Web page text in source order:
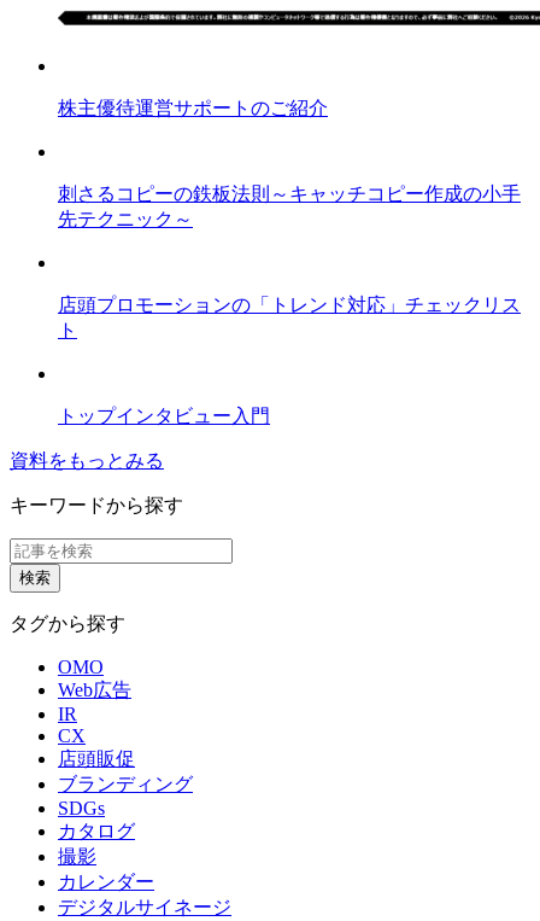
株主優待運営サポートのご紹介
刺さるコピーの鉄板法則～キャッチコピー作成の小手
先テクニック～
店頭プロモーションの「トレンド対応」チェックリス
ト
トップインタビュー入門
資料をもっとみる
キーワードから探す
タグから探す
OMO
Web広告
IR
CX
店頭販促
ブランディング
SDGs
カタログ
撮影
カレンダー
デジタルサイネージ